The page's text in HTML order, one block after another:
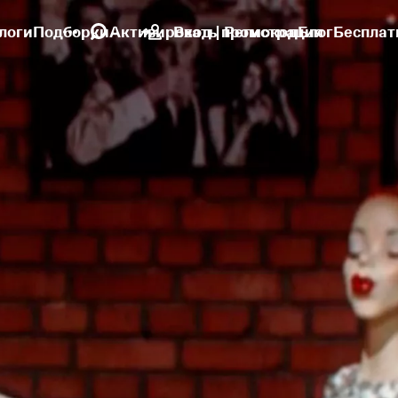
ПодборкиАктивировать промокодБлог
Вход | Регистрация